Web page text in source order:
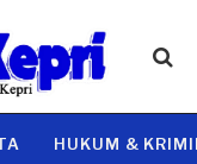
HUKUM &